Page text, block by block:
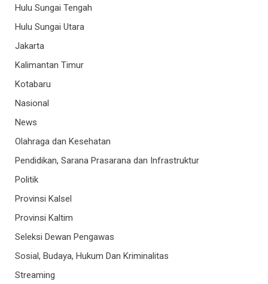
Hulu Sungai Tengah
Hulu Sungai Utara
Jakarta
Kalimantan Timur
Kotabaru
Nasional
News
Olahraga dan Kesehatan
Pendidikan, Sarana Prasarana dan Infrastruktur
Politik
Provinsi Kalsel
Provinsi Kaltim
Seleksi Dewan Pengawas
Sosial, Budaya, Hukum Dan Kriminalitas
Streaming